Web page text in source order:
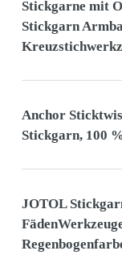
Stickgarne mit
Stickgarn
Anchor
Stickgarn, 100
JOTOL